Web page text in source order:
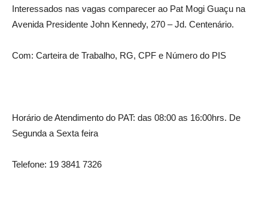
Interessados nas vagas comparecer ao Pat Mogi Guaçu na
Avenida Presidente John Kennedy, 270 – Jd. Centenário.
Com: Carteira de Trabalho, RG, CPF e Número do PIS
Horário de Atendimento do PAT: das 08:00 as 16:00hrs. De
Segunda a Sexta feira
Telefone: 19 3841 7326